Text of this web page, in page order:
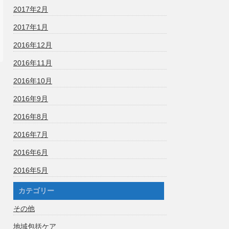
2017年2月
2017年1月
2016年12月
2016年11月
2016年10月
2016年9月
2016年8月
2016年7月
2016年6月
2016年5月
カテゴリー
その他
地域包括ケア